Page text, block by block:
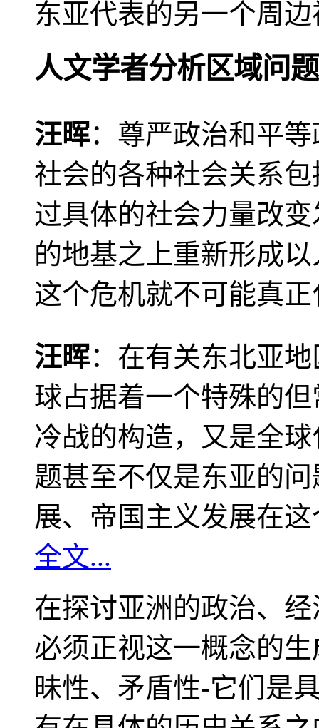
东亚代表的另一个周
人文学者分析区域问题
汪晖：尊严政治和平
社会的各种社会关系
过具体的社会力量改
的地基之上重新形成
这个危机就不可能真
汪晖：在有关东北亚
球占据着一个特殊的
冷战的构造，又是全
题甚至不仅是东亚的
展、帝国主义发展在
全文...
在探讨亚洲的政治、
必须正视这一概念的
昧性、矛盾性-它们是